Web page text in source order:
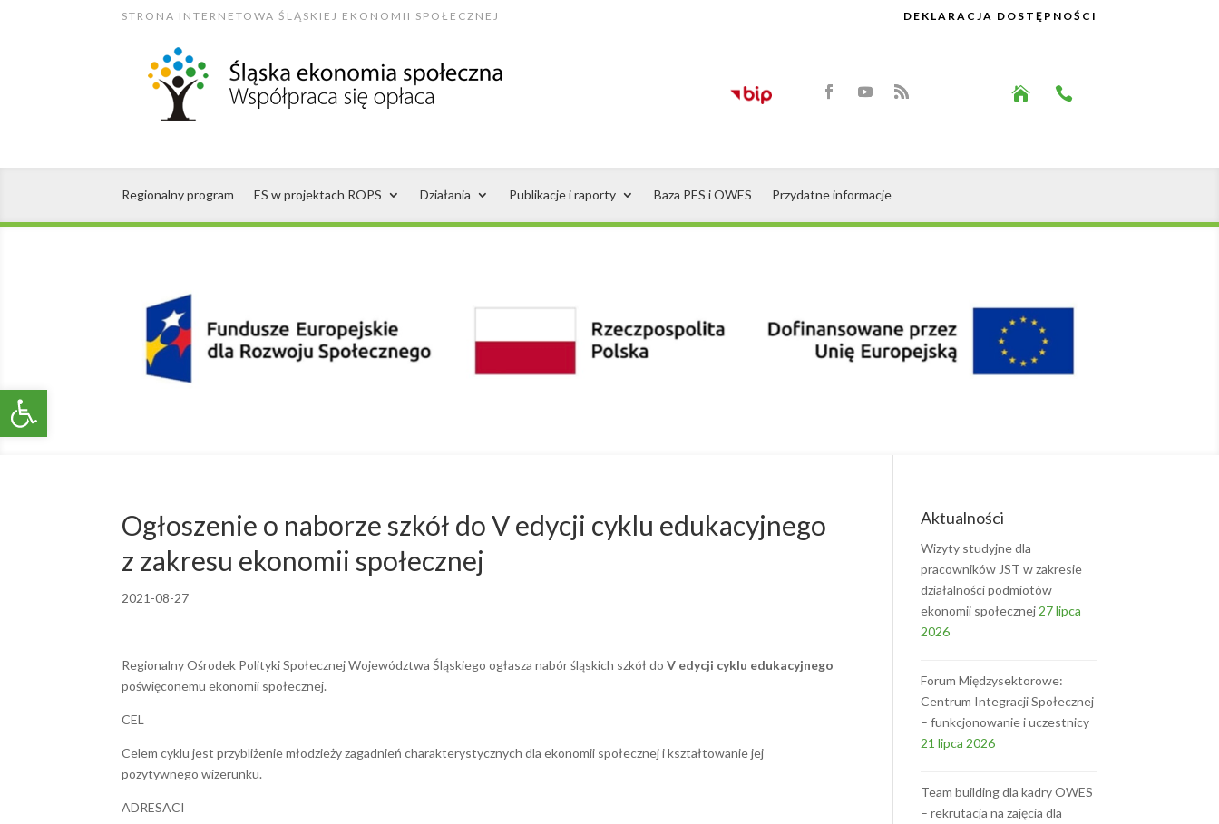
Open toolbar
STRONA INTERNETOWA ŚLĄSKIEJ EKONOMII SPOŁECZNEJ DEKLARACJA DOSTĘPNOŚCI


Regionalny program ES w projektach ROPS Działania Publikacje i raporty Baza PES i OWES Przydatne informacje
Ogłoszenie o naborze szkół do V edycji cyklu edukacyjnego
z zakresu ekonomii społecznej
2021-08-27
Regionalny Ośrodek Polityki Społecznej Województwa Śląskiego ogłasza nabór śląskich szkół doV edycji cyklu edukacyjnego
poświęconemu ekonomii społecznej.
CEL
Celem cyklu jest przybliżenie młodzieży zagadnień charakterystycznych dla ekonomii społecznej i kształtowanie jej
pozytywnego wizerunku.
ADRESACI
Aktualności
Wizyty studyjne dla
pracowników JST w zakresie
działalności podmiotów
ekonomii społecznej 27 lipca
2026
Forum Międzysektorowe:
Centrum Integracji Społecznej
– funkcjonowanie i uczestnicy
21 lipca 2026
Team building dla kadry OWES
– rekrutacja na zajęcia dla